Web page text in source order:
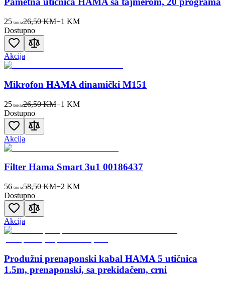
25 50KM26,50 KM−1 KM
Dostupno
Akcija
Mikrofon HAMA dinamički M151
25 50KM26,50 KM−1 KM
Dostupno
Akcija
Filter Hama Smart 3u1 00186437
56 50KM58,50 KM−2 KM
Dostupno
Akcija
Produžni prenaponski kabal HAMA 5 utičnica
1.5m, prenaponski, sa prekidačem, crni